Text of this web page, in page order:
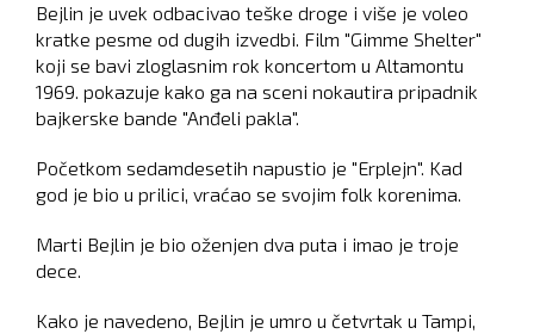
Bejlin je uvek odbacivao teške droge i više je voleo
kratke pesme od dugih izvedbi. Film "Gimme Shelter"
koji se bavi zloglasnim rok koncertom u Altamontu
1969. pokazuje kako ga na sceni nokautira pripadnik
bajkerske bande "Anđeli pakla".
Početkom sedamdesetih napustio je "Erplejn". Kad
god je bio u prilici, vraćao se svojim folk korenima.
Marti Bejlin je bio oženjen dva puta i imao je troje
dece.
Kako je navedeno, Bejlin je umro u četvrtak u Tampi,